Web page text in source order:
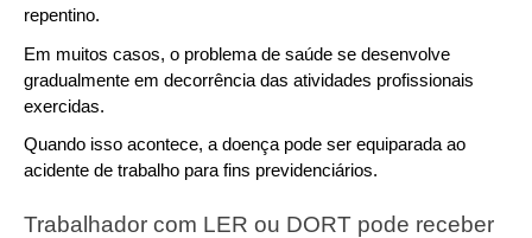
repentino.
Em muitos casos, o problema de saúde se desenvolve
gradualmente em decorrência das atividades profissionais
exercidas.
Quando isso acontece, a doença pode ser equiparada ao
acidente de trabalho para fins previdenciários.
Trabalhador com LER ou DORT pode receber